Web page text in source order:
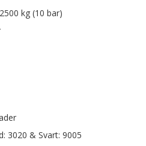
2500 kg (10 bar)
3020 & Svart: 9005